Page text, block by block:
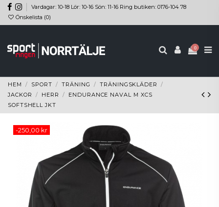
Vardagar: 10-18 Lör: 10-16 Sön: 11-16 Ring butiken: 0176-104 78
Önskelista (0)
0
HEM SPORT TRÄNING
TRÄNINGSKLÄDER
JACKOR
HERR
ENDURANCE NAVAL M XCS
SOFTSHELL JKT
-250,00 kr